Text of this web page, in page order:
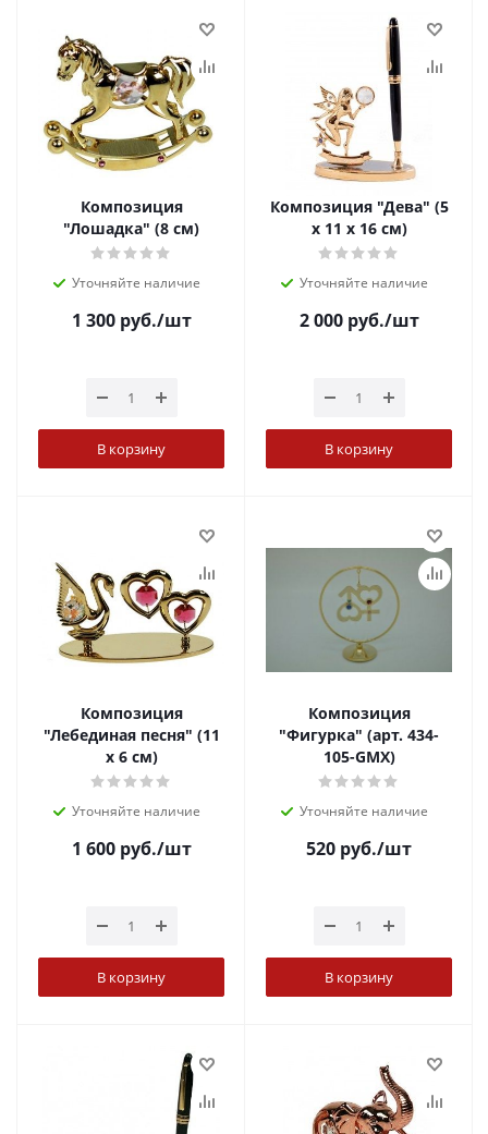
Композиция
"Лошадка" (8 см)
Уточняйте наличие
1 300руб./шт
В корзину
Композиция "Дева" (5
х 11 х 16 см)
Уточняйте наличие
2 000руб./шт
В корзину
Композиция
"Лебединая песня" (11
х 6 см)
Уточняйте наличие
1 600руб./шт
В корзину
Композиция
"Фигурка" (арт. 434-
105-GMX)
Уточняйте наличие
520 руб./шт
В корзину